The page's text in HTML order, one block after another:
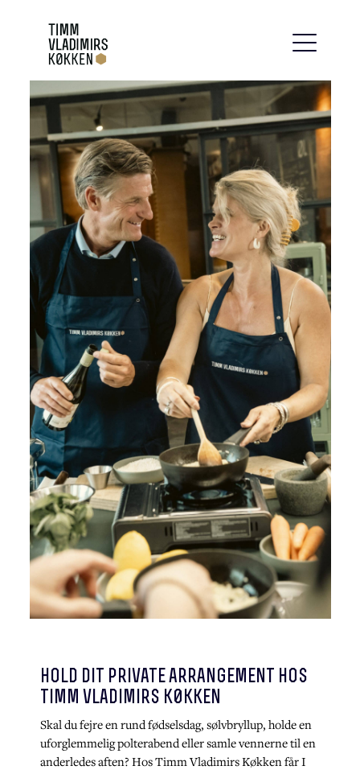
hold dit private arrangement hos
timm vladimirs k0kken
Skal du fejre en rund fødselsdag, sølvbryllup, holde en
uforglemmelig polterabend eller samle vennerne til en
anderledes aften? Hos Timm Vladimirs Køkken får I